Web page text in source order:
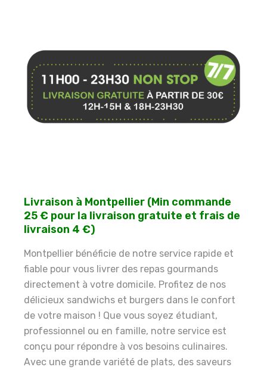
Livraison à Montpellier (Min commande
25 € pour la livraison gratuite et frais de
livraison 4 €)
Montpellier bénéficie de notre service rapide et
fiable pour vous livrer des repas gourmands
directement à votre domicile. Profitez de nos
délicieux sandwichs et burgers dans le confort
de votre maison ! Que vous soyez étudiant,
professionnel ou en famille, notre service est
conçu pour répondre à vos besoins culinaires.
Avec une grande variété de plats, des saveurs